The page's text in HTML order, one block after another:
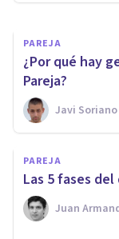
PAREJA
¿Por qué hay
Pareja?
Javi Soriano
PAREJA
Las 5 fases
Juan